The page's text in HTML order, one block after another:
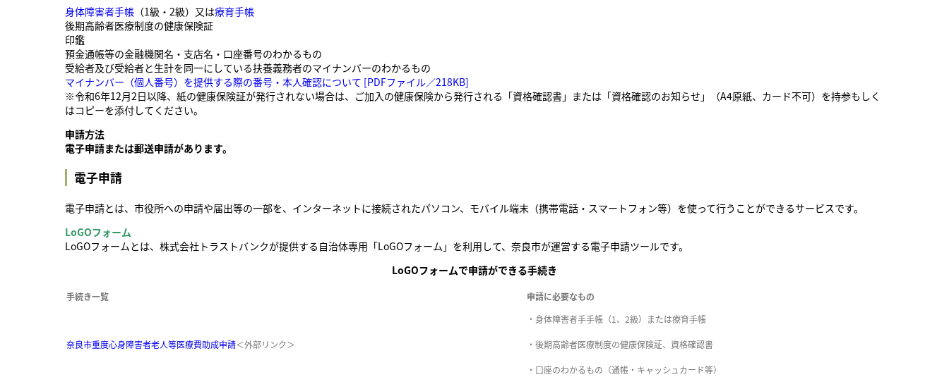
身体障害者手帳 （1級・2級）又は療育手帳
後期高齢者医療制度の健康保険証
印鑑
預金通帳等の金融機関名・支店名・口座番号のわかるもの
受給者及び受給者と生計を同一にしている扶養義務者のマイナンバーのわかるもの
マイナンバー（個人番号）を提供する際の番号・本人確認について [PDFファイル／218KB]
※令和6年12月2日以降、紙の健康保険証が発行されない場合は、ご加入の健康保険から発行される「資格確認書」または「資格確認のお知らせ」（A4原紙、カード不可）を持参もしく
はコピーを添付してください。
申請方法
電子申請または郵送申請があります。
電子申請
電子申請とは、市役所への申請や届出等の一部を、インターネットに接続されたパソコン、モバイル端末（携帯電話・スマートフォン等）を使って行うことができるサービスです。
LoGOフォーム
LoGOフォームとは、株式会社トラストバンクが提供する自治体専用「LoGOフォーム」を利用して、奈良市が運営する電子申請ツールです。
LoGOフォームで申請ができる手続き
手続き一覧 申請に必要なもの
奈良市重度心身障害者老人等医療費助成申請＜外部リンク＞
・身体障害者手手帳（1、2級）または療育手帳
・後期高齢者医療制度の健康保険証、資格確認書
・口座のわかるもの（通帳・キャッシュカード等）